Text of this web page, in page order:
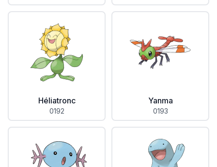
Héliatronc
0192
Yanma
0193